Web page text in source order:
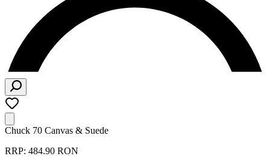
Chuck 70 Canvas & Suede
RRP: 484.90 RON